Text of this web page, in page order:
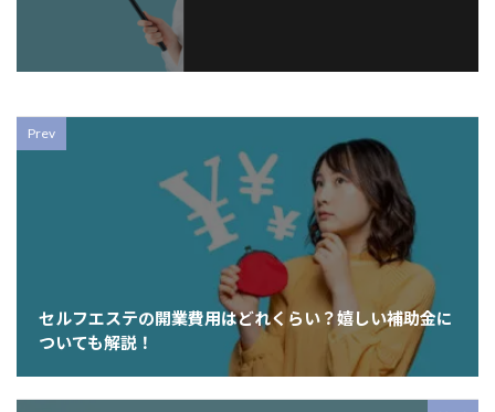
Prev
セルフエステの開業費用はどれくらい？嬉しい補助金に
ついても解説！